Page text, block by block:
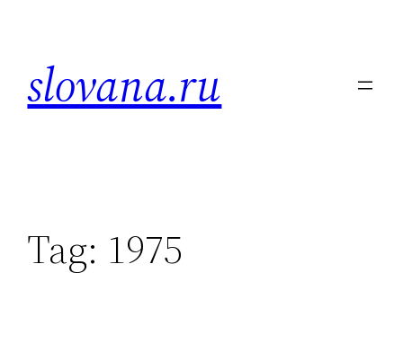
content
slovana.ru
Tag: 1975